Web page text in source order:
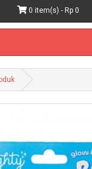
0 item(s) - Rp 0